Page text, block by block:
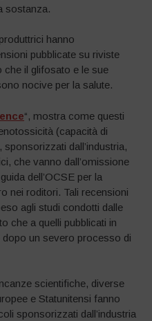
sostanza.
hanno
pubblicate su riviste
che il glifosato e le sue
nocive per la salute.
“, mostra come questi
(capacità di
dall’industria,
che vanno dall’omissione
dell’OCSE per la
nei roditori. Tali recensioni
agli studi condotti dalle
che a quelli pubblicati in
un severo processo di
scientifiche, diverse
e Statunitensi fanno
sponsorizzati dall’industria